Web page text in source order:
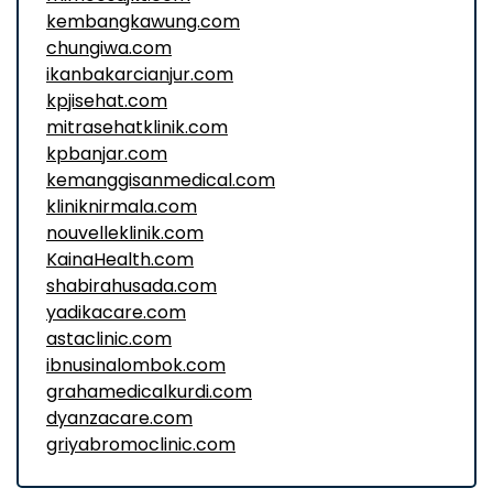
kembangkawung.com
chungiwa.com
ikanbakarcianjur.com
kpjisehat.com
mitrasehatklinik.com
kpbanjar.com
kemanggisanmedical.com
kliniknirmala.com
nouvelleklinik.com
KainaHealth.com
shabirahusada.com
yadikacare.com
astaclinic.com
ibnusinalombok.com
grahamedicalkurdi.com
dyanzacare.com
griyabromoclinic.com